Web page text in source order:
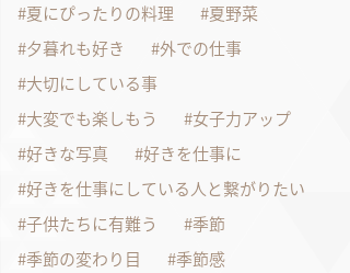
夏にぴったりの料理
夏野菜
夕暮れも好き
外での仕事
大切にしている事
大変でも楽しもう
女子力アップ
好きな写真
好きを仕事に
好きを仕事にしている人と繋がりたい
子供たちに有難う
季節
季節の変わり目
季節感